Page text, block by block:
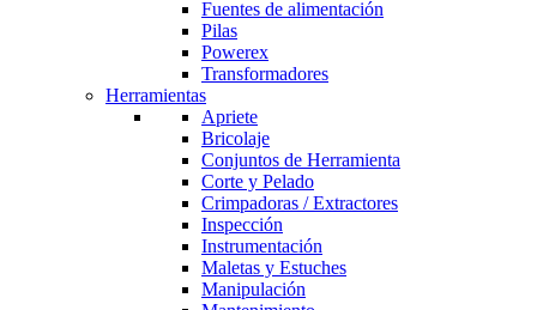
Fuentes de alimentación
Pilas
Powerex
Transformadores
Herramientas
Apriete
Bricolaje
Conjuntos de Herramienta
Corte y Pelado
Crimpadoras / Extractores
Inspección
Instrumentación
Maletas y Estuches
Manipulación